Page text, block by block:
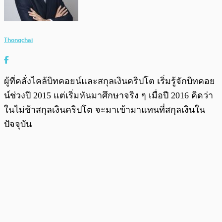
Thongchai
ผู้ที่คลั่งไคล้บิทคอยน์และสกุลเงินคริปโต เริ่มรู้จักบิทคอย
น์ช่วงปี 2015 แต่เริ่มหันมาศึกษาจริง ๆ เมื่อปี 2016 คิดว่า
ในไม่ช้าสกุลเงินคริปโต จะมาเข้ามาแทนที่สกุลเงินใน
ปัจจุบัน